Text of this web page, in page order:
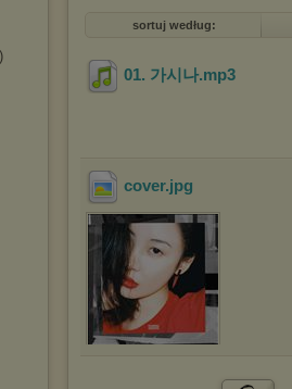
sortuj według:
01. 가시나.mp3
cover.jpg